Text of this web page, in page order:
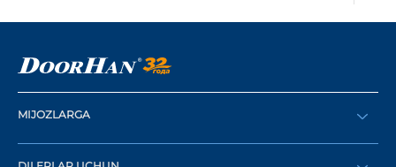
MIJOZLARGA
Buyurtma berish